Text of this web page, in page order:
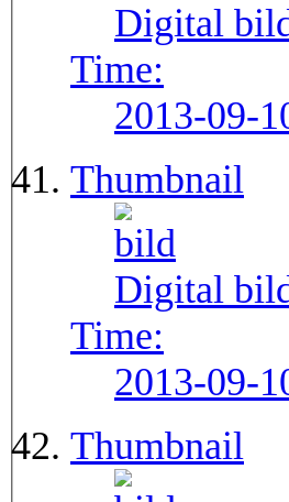
Digital
Time:
2013-09-
Thumbnail
Digital
Time:
2013-09-
Thumbnail